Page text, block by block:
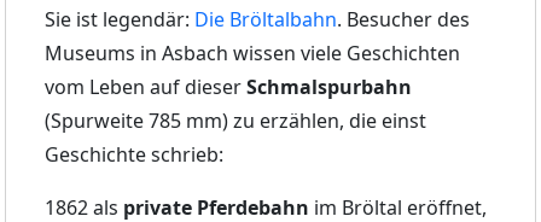
Sie ist legendär: Die Bröltalbahn. Besucher des
Museums in Asbach wissen viele Geschichten
vom Leben auf dieserSchmalspurbahn
(Spurweite 785 mm) zu erzählen, die einst
Geschichte schrieb:
1862 als private Pferdebahn im Bröltal eröffnet,